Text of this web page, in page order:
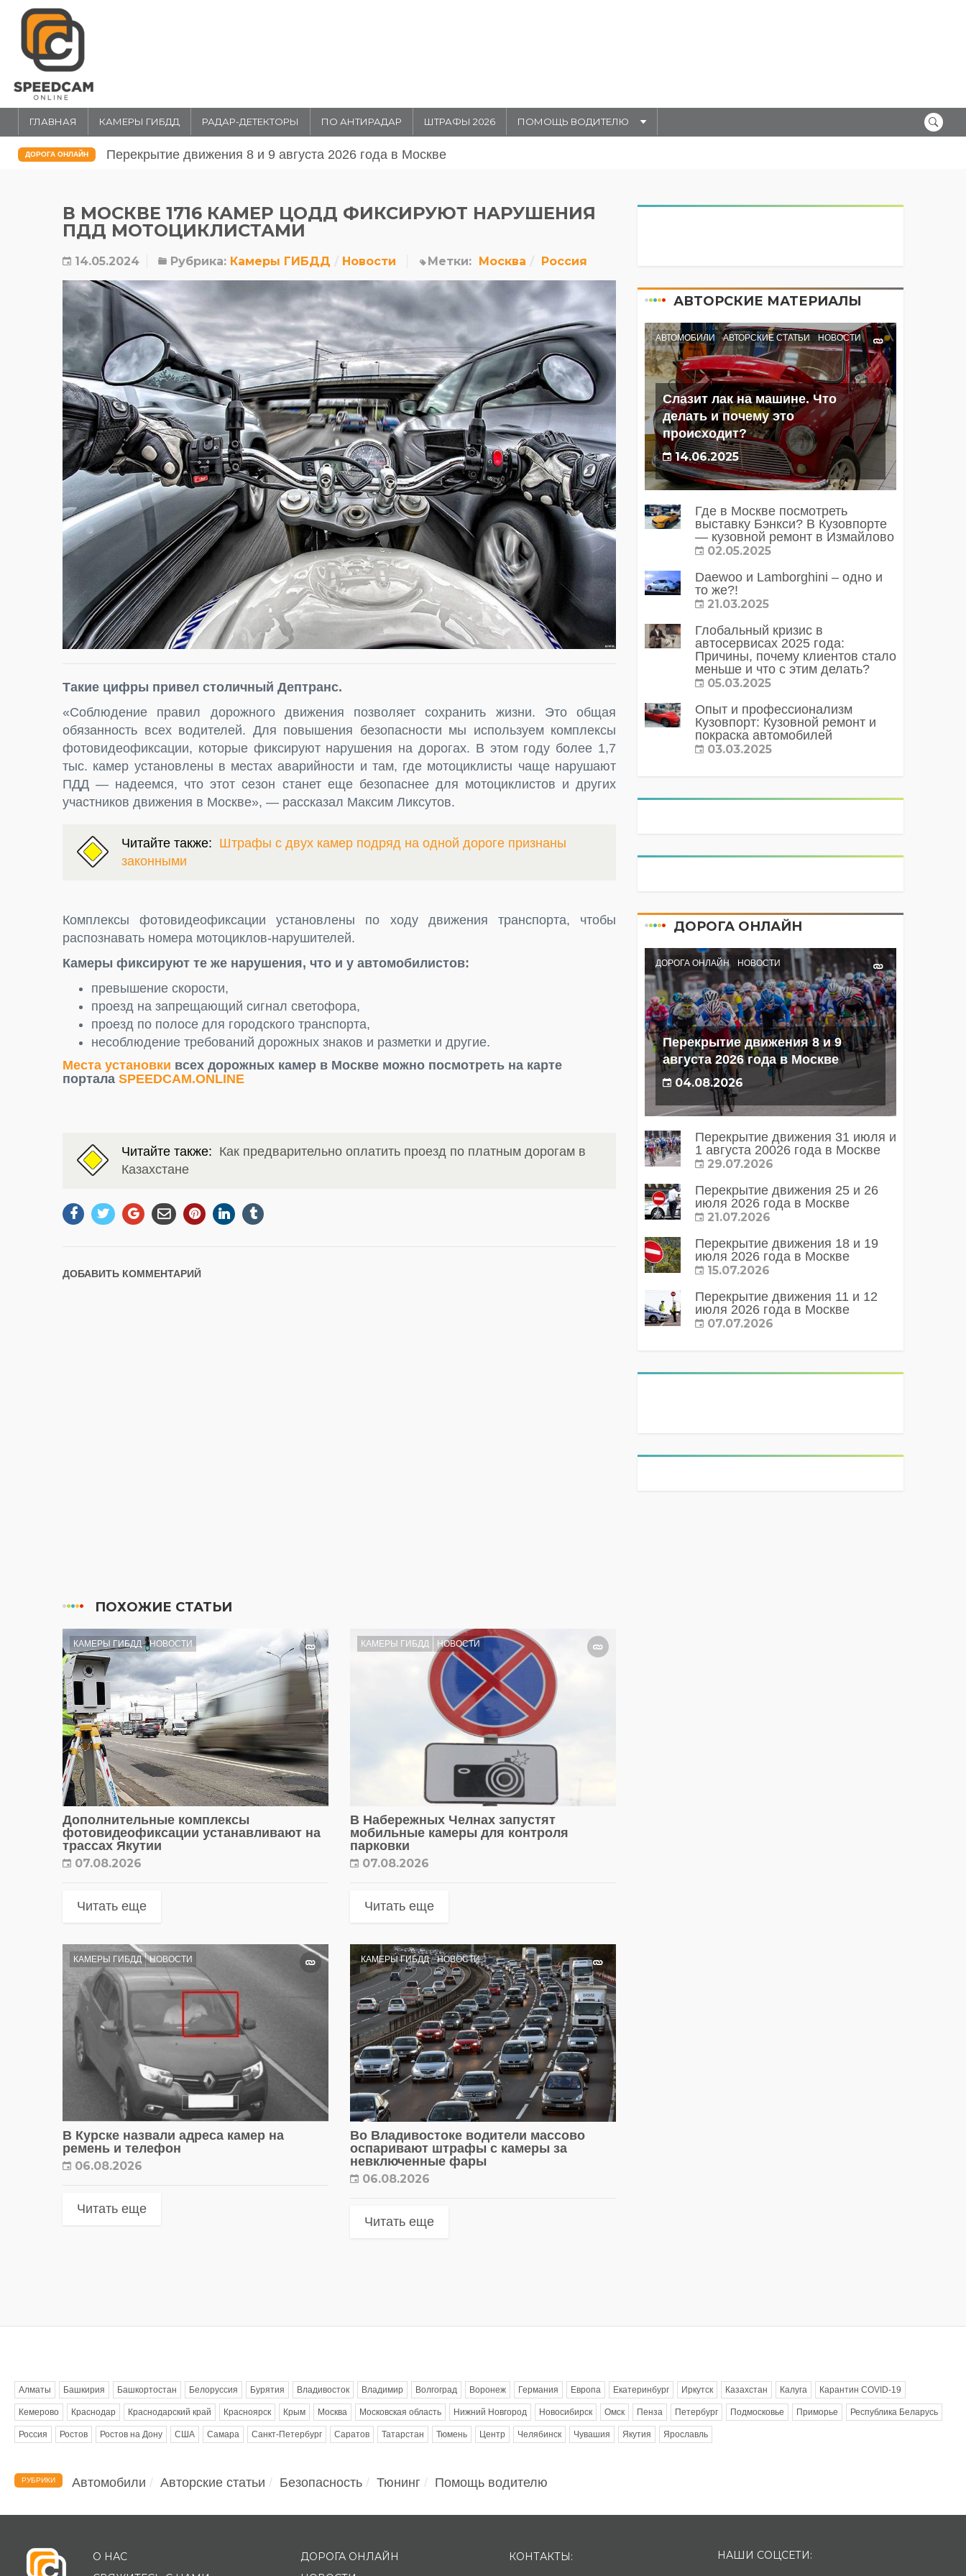
ГЛАВНАЯ КАМЕРЫ ГИБДД РАДАР-ДЕТЕКТОРЫ ПО АНТИРАДАР ШТРАФЫ 2026 ПОМОЩЬ ВОДИТЕЛЮ
ДОРОГА ОНЛАЙН Перекрытие движения 31 июля и 1 августа 20026 года в Москве
В МОСКВЕ 1716 КАМЕР ЦОДД ФИКСИРУЮТ НАРУШЕНИЯ
ПДД МОТОЦИКЛИСТАМИ
14.05.2024 Рубрика: Камеры ГИБДД Новости Метки: Москва Россия
Такие цифры привел столичный Дептранс.
«Соблюдение правил дорожного движения позволяет сохранить жизни. Это общая
обязанность всех водителей. Для повышения безопасности мы используем комплексы
фотовидеофиксации, которые фиксируют нарушения на дорогах. В этом году более 1,7
тыс. камер установлены в местах аварийности и там, где мотоциклисты чаще нарушают
ПДД — надеемся, что этот сезон станет еще безопаснее для мотоциклистов и других
участников движения в Москве», — рассказал Максим Ликсутов.
Читайте также: Штрафы с двух камер подряд на одной дороге признаны
законными
Комплексы фотовидеофиксации установлены по ходу движения транспорта, чтобы
распознавать номера мотоциклов-нарушителей.
Камеры фиксируют те же нарушения, что и у автомобилистов:
превышение скорости,
проезд на запрещающий сигнал светофора,
проезд по полосе для городского транспорта,
несоблюдение требований дорожных знаков и разметки и другие.
Места установки всех дорожных камер в Москве можно посмотреть на карте
портала SPEEDCAM.ONLINE
Читайте также: Как предварительно оплатить проезд по платным дорогам в
Казахстане
ДОБАВИТЬ КОММЕНТАРИЙ
ПОХОЖИЕ СТАТЬИ
КАМЕРЫ ГИБДД НОВОСТИ
Дополнительные комплексы
фотовидеофиксации устанавливают на
трассах Якутии
07.08.2026
Читать еще
КАМЕРЫ ГИБДД НОВОСТИ
В Набережных Челнах запустят
мобильные камеры для контроля
парковки
07.08.2026
Читать еще
КАМЕРЫ ГИБДД НОВОСТИ
В Курске назвали адреса камер на
ремень и телефон
06.08.2026
Читать еще
КАМЕРЫ ГИБДД НОВОСТИ
Во Владивостоке водители массово
оспаривают штрафы с камеры за
невключенные фары
06.08.2026
Читать еще
АВТОРСКИЕ МАТЕРИАЛЫ
АВТОМОБИЛИ АВТОРСКИЕ СТАТЬИ НОВОСТИ
Слазит лак на машине. Что
делать и почему это
происходит?
14.06.2025
Где в Москве посмотреть
выставку Бэнкси? В Кузовпорте
— кузовной ремонт в Измайлово
02.05.2025
Daewoo и Lamborghini – одно и
то же?!
21.03.2025
Глобальный кризис в
автосервисах 2025 года:
Причины, почему клиентов стало
меньше и что с этим делать?
05.03.2025
Опыт и профессионализм
Кузовпорт: Кузовной ремонт и
покраска автомобилей
03.03.2025
ДОРОГА ОНЛАЙН
ДОРОГА ОНЛАЙН НОВОСТИ
Перекрытие движения 8 и 9
августа 2026 года в Москве
04.08.2026
Перекрытие движения 31 июля и
1 августа 20026 года в Москве
29.07.2026
Перекрытие движения 25 и 26
июля 2026 года в Москве
21.07.2026
Перекрытие движения 18 и 19
июля 2026 года в Москве
15.07.2026
Перекрытие движения 11 и 12
июля 2026 года в Москве
07.07.2026
Алматы Башкирия Башкортостан Белоруссия Бурятия Владивосток Владимир Волгоград Воронеж Германия Европа Екатеринбург Иркутск Казахстан Калуга Карантин COVID-19
Кемерово Краснодар Краснодарский край Красноярск Крым Москва Московская область Нижний Новгород Новосибирск Омск Пенза Петербург Подмосковье Приморье Республика Беларусь
Россия Ростов Ростов на Дону США Самара Санкт-Петербург Саратов Татарстан Тюмень Центр Челябинск Чувашия Якутия Ярославль
РУБРИКИ Автомобили Авторские статьи Безопасность Тюнинг Помощь водителю
О НАС
ДОРОГА ОНЛАЙН
КОНТАКТЫ:
НАШИ СОЦСЕТИ: